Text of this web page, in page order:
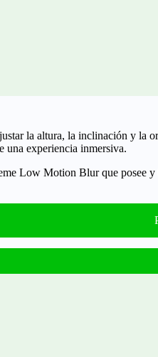
la altura, la inclinación y la
una experiencia inmersiva.
Low Motion Blurque posee y